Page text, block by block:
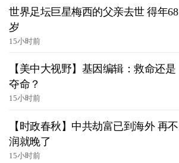
世界足坛巨星梅西的父亲去世 得年68
岁
15小时前
【美中大视野】基因编辑：救命还是
夺命？
15小时前
【时政春秋】中共劫富已到海外 再不
润就晚了
15小时前